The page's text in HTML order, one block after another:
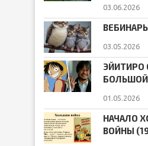
03.06.2026
03.05.2026
ЭЙИТИРО
01.05.2026
НАЧАЛО
ВОЙНЫ